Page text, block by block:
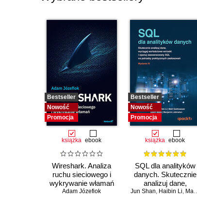
6.3. Model Kimbala
6.4. Model Data Vault
Bestseller
Nowość
Promocja
książka ebook
Wireshark. Analiza
ruchu sieciowego i
wykrywanie włamań
Adam Józefiok
Bestseller
Nowość
Promocja
książka ebook
SQL dla analityków
danych. Skutecznie
analizuj dane,
wyciągaj
Jun Shan, Haibin Li, Matt Goldwasser